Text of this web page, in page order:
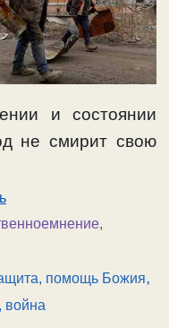
и состоянии
не смирит свою
,
помощь Божия,
война